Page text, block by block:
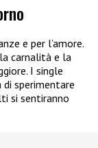
e per l’amore.
carnalità e la
I single
sperimentare
si sentiranno